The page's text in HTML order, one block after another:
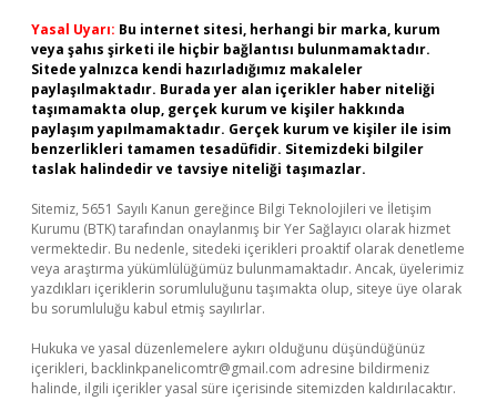
Yasal Uyarı: Bu internet sitesi, herhangi bir marka, kurum
veya şahıs şirketi ile hiçbir bağlantısı bulunmamaktadır.
Sitede yalnızca kendi hazırladığımız makaleler
paylaşılmaktadır. Burada yer alan içerikler haber niteliği
taşımamakta olup, gerçek kurum ve kişiler hakkında
paylaşım yapılmamaktadır. Gerçek kurum ve kişiler ile isim
benzerlikleri tamamen tesadüfidir. Sitemizdeki bilgiler
taslak halindedir ve tavsiye niteliği taşımazlar.
Sitemiz, 5651 Sayılı Kanun gereğince Bilgi Teknolojileri ve İletişim
Kurumu (BTK) tarafından onaylanmış bir Yer Sağlayıcı olarak hizmet
vermektedir. Bu nedenle, sitedeki içerikleri proaktif olarak denetleme
veya araştırma yükümlülüğümüz bulunmamaktadır. Ancak, üyelerimiz
yazdıkları içeriklerin sorumluluğunu taşımakta olup, siteye üye olarak
bu sorumluluğu kabul etmiş sayılırlar.
Hukuka ve yasal düzenlemelere aykırı olduğunu düşündüğünüz
içerikleri, backlinkpanelicomtr@gmail.com adresine bildirmeniz
halinde, ilgili içerikler yasal süre içerisinde sitemizden kaldırılacaktır.